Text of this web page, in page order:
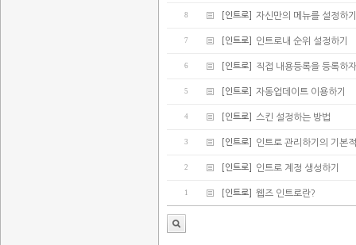
8 [인트로] 자신만의 메뉴를 설정하기
7 [인트로] 인트로내 순위 설정하기
6 [인트로] 직접 내용등록을 등록하자
5 [인트로] 자동업데이트 이용하기
4 [인트로] 스킨 설정하는 방법
3 [인트로] 인트로 관리하기의 기본
2 [인트로] 인트로 계정 생성하기
1 [인트로] 웹즈 인트로란?